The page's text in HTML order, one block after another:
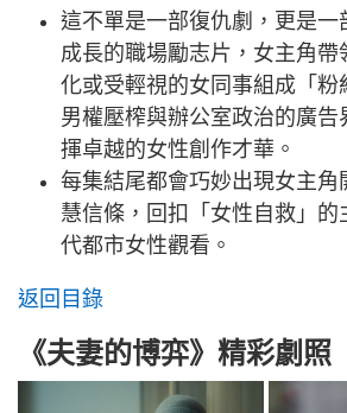
這不單是一部復仇劇，更是一
成長的職場勵志片，女主角帶
化或受輕視的女同事組成「粉
男權壓榨與辦公室政治的廣告
揮卓越的女性創作才華。
每集結尾都會巧妙出現女主角
慧信條，回扣「女性自救」的
代都市女性觀看。
返回目錄
《夫妻的博弈》精彩劇照